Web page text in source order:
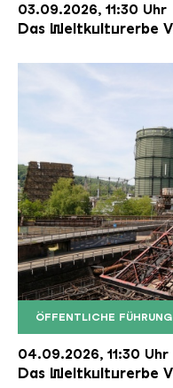
03.09.2026, 11:30 Uhr
Das Weltkulturerbe
ÖFFENTLICHE FÜHRUNG
Der
Copyright:
04.09.2026, 11:30 Uhr
Das Weltkulturerbe